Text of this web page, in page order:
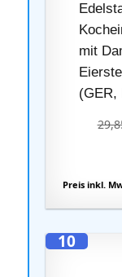
mit
(GER,
Preis inkl.
10